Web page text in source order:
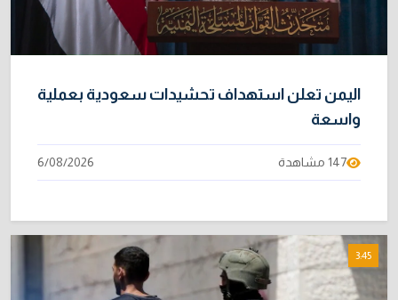
اليمن تعلن استهداف تحشيدات سعودية بعملية
واسعة
147 مشاهدة 6/08/2026
3:45